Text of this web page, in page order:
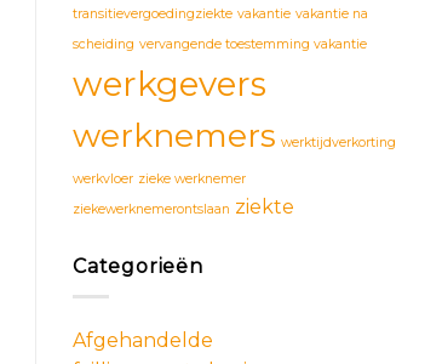
transitievergoedingziekte vakantie vakantie na
scheiding vervangende toestemming vakantie
werkgevers
werknemers werktijdverkorting
werkvloer zieke werknemer
ziekewerknemerontslaan ziekte
Categorieën
Afgehandelde